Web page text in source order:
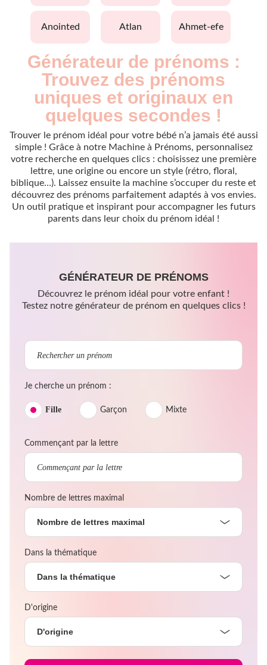
anointed atlan ahmet-efe
Générateur de prénoms :
Trouvez des prénoms
uniques et originaux en
quelques secondes !
Trouver le prénom idéal pour votre bébé n’a jamais été aussi
simple ! Grâce à notre Machine à Prénoms, personnalisez
votre recherche en quelques clics : choisissez une première
lettre, une origine ou encore un style (rétro, floral,
biblique…). Laissez ensuite la machine s’occuper du reste et
découvrez des prénoms parfaitement adaptés à vos envies.
Un outil pratique et inspirant pour accompagner les futurs
parents dans leur choix du prénom idéal !
GÉNÉRATEUR DE PRÉNOMS
Découvrez le prénom idéal pour votre enfant !
Testez notre générateur de prénom en quelques clics !
Je cherche un prénom :
Fille Garçon Mixte
Commençant par la lettre
Nombre de lettres maximal
Nombre de lettres maximal
Dans la thématique
Dans la thématique
D'origine
D'origine